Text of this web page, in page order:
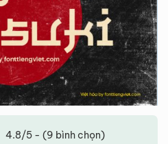
4.8/5 - (9 bình chọn)